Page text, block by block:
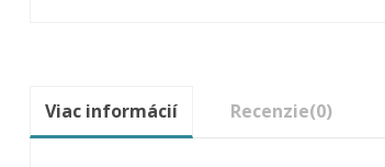
Viac informácií Recenzie(0)